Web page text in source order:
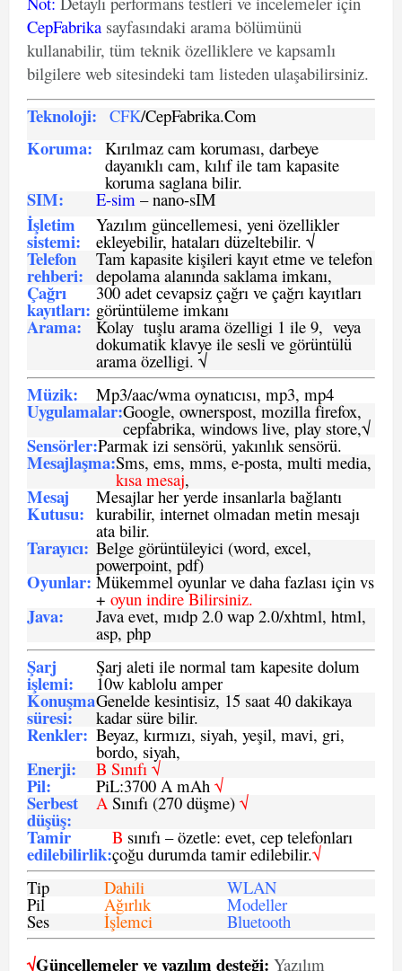
CepFabrika sayfasındaki arama bölümünü
kullanabilir, tüm teknik özelliklere ve kapsamlı
bilgilere web sitesindeki tam listeden ulaşabilirsiniz.
Teknoloji: CFK/CepFabrika.Com
Koruma: Kırılmaz cam koruması, darbeye
dayanıklı cam, kılıf ile tam kapasite
koruma saglana bilir.
SIM: E-sim – nano-sIM
İşletim
sistemi:
Yazılım güncellemesi, yeni özellikler
ekleyebilir, hataları düzeltebilir. √
Telefon
rehberi:
Tam kapasite kişileri kayıt etme ve telefon
depolama alanında saklama imkanı,
Çağrı
kayıtları:
300 adet cevapsiz çağrı ve çağrı kayıtları
görüntüleme imkanı
Arama: Kolay tuşlu arama özelligi 1 ile 9, veya
dokumatik klavye ile sesli ve görüntülü
arama özelligi. √
Müzik: Mp3/aac/wma oynatıcısı, mp3, mp4
Uygulamalar:Google, ownerspost, mozilla firefox,
cepfabrika, windows live, play store,√
Sensörler:Parmak izi sensörü, yakınlık sensörü.
Mesajlaşma:Sms, ems, mms, e-posta, multi media,
kısa mesaj,
Mesaj
Kutusu:
Mesajlar her yerde insanlarla bağlantı
kurabilir, internet olmadan metin mesajı
ata bilir.
Tarayıcı: Belge görüntüleyici (word, excel,
powerpoint, pdf)
Oyunlar: Mükemmel oyunlar ve daha fazlası için vs
+ oyun indire Bilirsiniz.
Java: Java evet, mıdp 2.0 wap 2.0/xhtml, html,
asp, php
Şarj
işlemi:
Şarj aleti ile normal tam kapesite dolum
10w kablolu amper
Konuşma
süresi:
Genelde kesintisiz, 15 saat 40 dakikaya
kadar süre bilir.
Renkler: Beyaz, kırmızı, siyah, yeşil, mavi, gri,
bordo, siyah,
Enerji: B Sınıfı √
Pil: PiL:3700 A mAh √
Serbest
düşüş:
ASınıfı (270 düşme) √
Tamir
edilebilirlik:
B sınıfı – özetle: evet, cep telefonları
çoğu durumda tamir edilebilir.√
Tip
Dahili WLAN
Pil Ağırlık Modeller
Ses İşlemci Bluetooth
√Güncellemeler ve yazılım desteği: Yazılım